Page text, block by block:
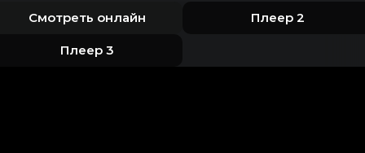
Смотреть онлайн Плеер 2
Плеер 3